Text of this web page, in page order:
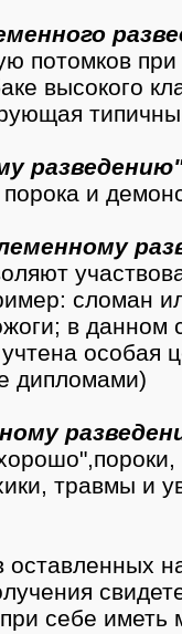
потомков
высокого
и
сломан
в данном
дипломами)
травмы и
себе иметь